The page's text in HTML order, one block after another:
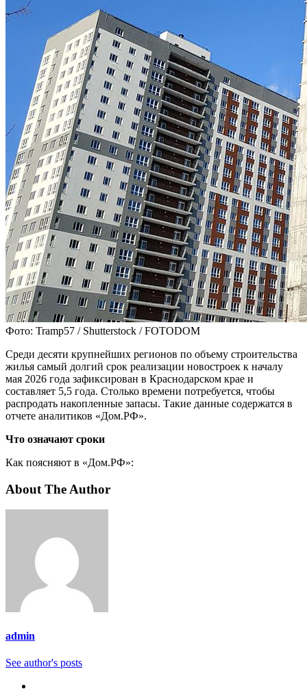
Фото: Tramp57 / Shutterstock / FOTODOM
Среди десяти крупнейших регионов по объему строительства
жилья самый долгий срок реализации новостроек к началу
мая 2026 года зафиксирован в Краснодарском крае и
составляет 5,5 года. Столько времени потребуется, чтобы
распродать накопленные запасы. Такие данные содержатся в
отчете аналитиков «Дом.РФ».
Что означают сроки
Как поясняют в «Дом.РФ»:
About The Author
admin
See author's posts